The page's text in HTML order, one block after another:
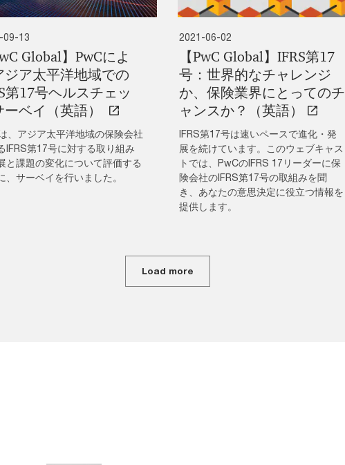
09-13
Global】PwCによ
ジア太平洋地域での
第17号ヘルスチェッ
ーベイ（英語）
、アジア太平洋地域の保険会社
IFRS第17号に対する取り組み
と課題の変化について評価する
、サーベイを行いました。
2021-06-02
【PwC Global】IFRS第17
号：世界的なチャレンジ
か、保険業界にとってのチ
ャンスか？（英語）
IFRS第17号は速いペースで進化・発
展を続けています。このウェブキャス
トでは、PwCのIFRS 17リーダーに保
険会社のIFRS第17号の取組みを聞
き、あなたの意思決定に役立つ情報を
提供します。
Load more